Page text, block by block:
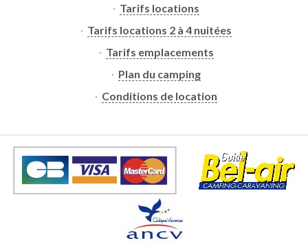
Tarifs locations
Tarifs locations 2 à 4 nuitées
Tarifs emplacements
Plan du camping
Conditions de location